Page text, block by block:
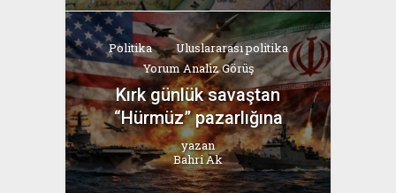
Politika
Uluslararası politika
Yorum Analiz Görüş
Kırk günlük savaştan
“Hürmüz” pazarlığına
yazan
Bahri Ak